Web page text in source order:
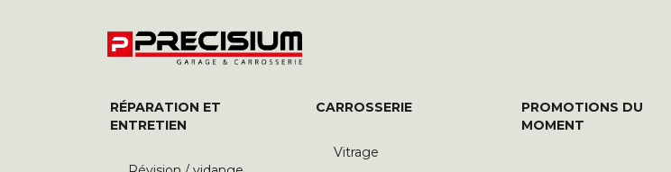
RÉPARATION ET
ENTRETIEN
CARROSSERIE
Vitrage
PROMOTIONS DU
MOMENT